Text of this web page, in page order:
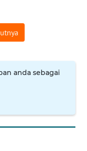
anda sebagai